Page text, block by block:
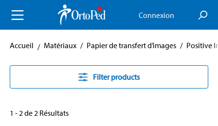
principal Connexion
Accueil Matériaux / Papier de transfert d’images / Positive
Filter products
1 - 2 de 2 Résultats